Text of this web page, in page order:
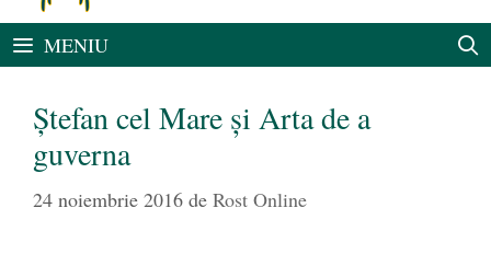
MENIU
Ştefan cel Mare şi Arta de a
guverna
24 noiembrie 2016 de Rost Online